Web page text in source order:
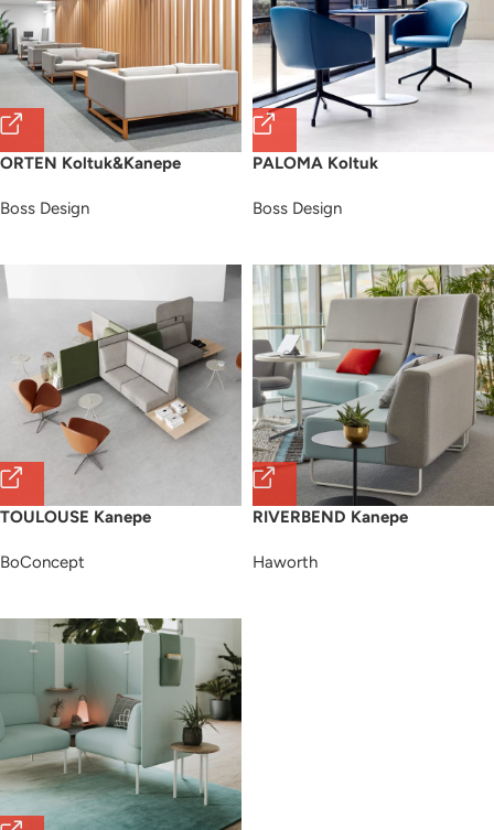
ORTEN Koltuk&Kanepe
Boss Design
PALOMA Koltuk
Boss Design
TOULOUSE Kanepe
BoConcept
RIVERBEND Kanepe
Haworth